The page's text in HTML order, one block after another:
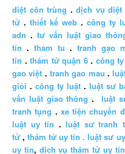
diệt côn trùng .dịch vụ diệt
tử . thiết kế web . công ty
adn .tư vấn luật giao
tín . tham tu . tranh gạo
tín .thám tử quận 6. công
gao việt .tranh gao mau .
giỏi . công ty luật. luật sư
vấn luật giao thông . luật
tranh tụng . xe tiện chuyến
luật uy tín .luật sư tranh
tử ,thám tử uy tín . luật sư
uy tín, dịch vụ thám tử uy tín